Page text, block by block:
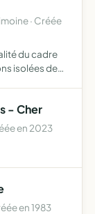
· Créée
du cadre
isolées des
- Cher
en 2023
en 1983